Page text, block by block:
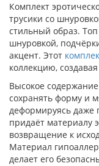
Комплект
трусики со
стильный образ.
шнуровкой,
акцент. Этот
коллекцию,
Высокое
сохранять форму и
деформируясь даже
придаёт материалу
возвращение к
Материал
делает его